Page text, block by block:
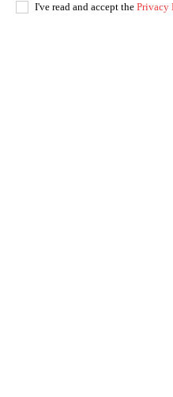
I've read and accept the Privacy